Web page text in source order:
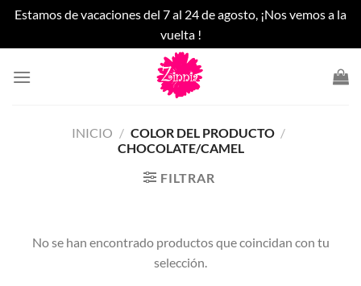
Estamos de vacaciones del 7 al 24 de agosto, ¡Nos vemos a la
vuelta !
INICIO / COLOR DEL PRODUCTO /
CHOCOLATE/CAMEL
FILTRAR
No se han encontrado productos que coincidan con tu
selección.